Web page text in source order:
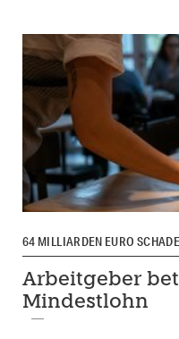
64 MILLIARDEN EURO
Arbeitgeber
Mindestlohn